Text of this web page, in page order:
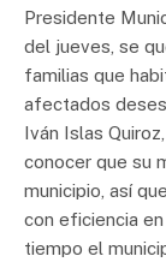
Presidente
del jueves, se
familias que
afectados
Iván Islas
conocer que su
municipio, así
con eficiencia
tiempo el